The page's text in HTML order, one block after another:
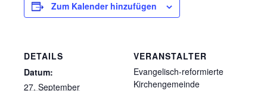
Zum Kalender hinzufügen
DETAILS
Datum:
27. September
VERANSTALTER
Evangelisch-reformierte
Kirchengemeinde